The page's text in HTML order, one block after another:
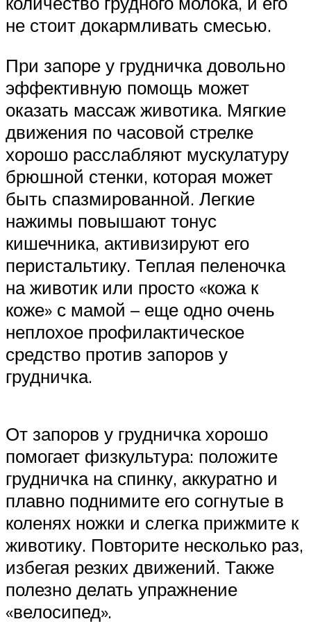
не стоит докармливать смесью.
При запоре у грудничка довольно
эффективную помощь может
оказать массаж животика. Мягкие
движения по часовой стрелке
хорошо расслабляют мускулатуру
брюшной стенки, которая может
быть спазмированной. Легкие
нажимы повышают тонус
кишечника, активизируют его
перистальтику. Теплая пеленочка
на животик или просто «кожа к
коже» с мамой – еще одно очень
неплохое профилактическое
средство против запоров у
грудничка.
От запоров у грудничка хорошо
помогает физкультура: положите
грудничка на спинку, аккуратно и
плавно поднимите его согнутые в
коленях ножки и слегка прижмите к
животику. Повторите несколько раз,
избегая резких движений. Также
полезно делать упражнение
«велосипед».